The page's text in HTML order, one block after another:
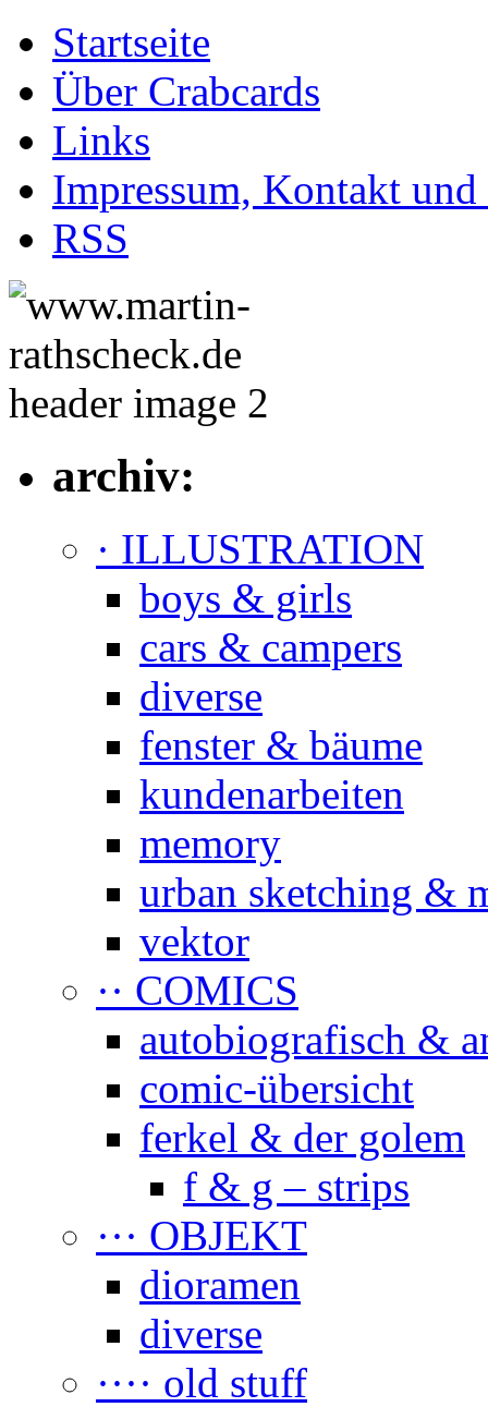
Startseite
Über Crabcards
Links
Impressum, Kontakt und
RSS
archiv:
· ILLUSTRATION
boys & girls
cars & campers
diverse
fenster & bäume
kundenarbeiten
memory
urban sketching &
vektor
·· COMICS
autobiografisch &
comic-übersicht
ferkel & der golem
f & g – strips
··· OBJEKT
dioramen
diverse
···· old stuff